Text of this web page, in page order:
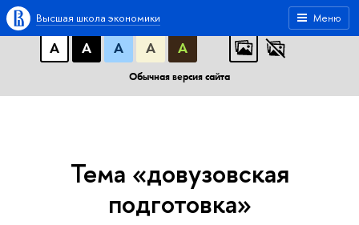
A A A АБВ
АБВ
А
А А А А
Обычная версия сайта
Меню
Высшая школа экономики
Тема «довузовская
подготовка»